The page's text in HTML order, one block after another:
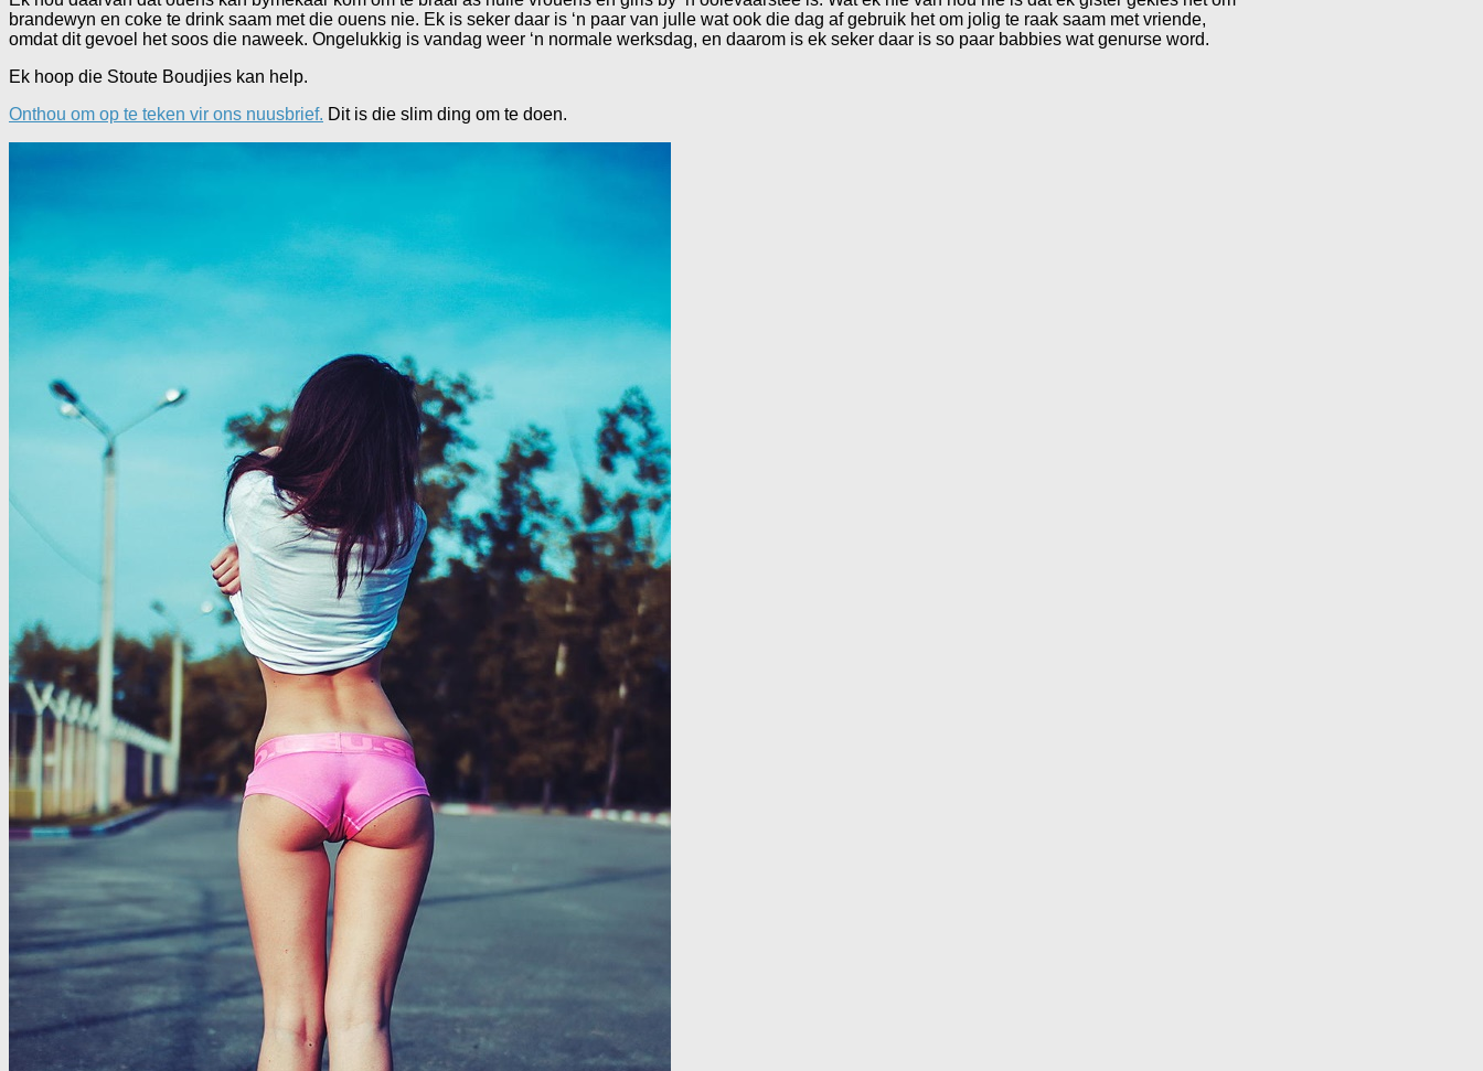
brandewyn en coke te drink saam met die ouens nie. Ek is seker daar is ‘n paar van julle wat ook die dag af gebruik het om jolig te raak saam met vriende,
omdat dit gevoel het soos die naweek. Ongelukkig is vandag weer ‘n normale werksdag, en daarom is ek seker daar is so paar babbies wat genurse word.
Ek hoop die Stoute Boudjies kan help.
Onthou om op te teken vir ons nuusbrief. Dit is die slim ding om te doen.